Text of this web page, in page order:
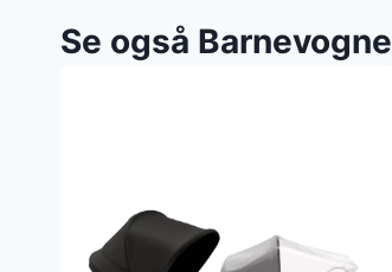
Se også Barnevogne